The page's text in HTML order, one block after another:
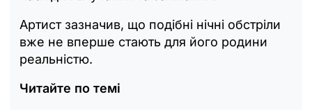
Артист зазначив, що подібні нічні обстріли
вже не вперше стають для його родини
реальністю.
Читайте по темі